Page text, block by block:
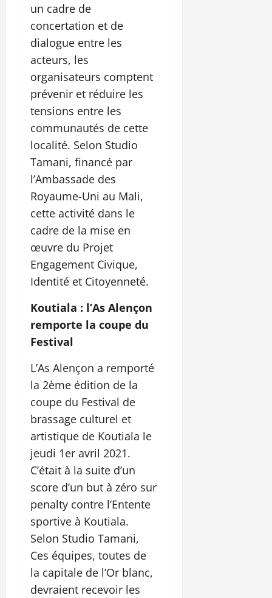
un cadre de
concertation et de
dialogue entre les
acteurs, les
organisateurs comptent
prévenir et réduire les
tensions entre les
communautés de cette
localité. Selon Studio
Tamani, financé par
l’Ambassade des
Royaume-Uni au Mali,
cette activité dans le
cadre de la mise en
œuvre du Projet
Engagement Civique,
Identité et Citoyenneté.
Koutiala : l’As Alençon
remporte la coupe du
Festival
L’As Alençon a remporté
la 2ème édition de la
coupe du Festival de
brassage culturel et
artistique de Koutiala le
jeudi 1er avril 2021.
C’était à la suite d’un
score d’un but à zéro sur
penalty contre l’Entente
sportive à Koutiala.
Selon Studio Tamani,
Ces équipes, toutes de
la capitale de l’Or blanc,
devraient recevoir les